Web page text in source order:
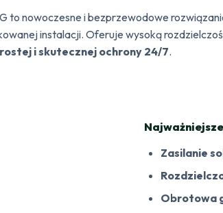
to nowoczesne i bezprzewodowe
instalacji. Oferuje wysoką
i skutecznej ochrony 24/7.
Zasilanie
Obrotowa